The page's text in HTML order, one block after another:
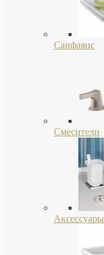
Санфаянс
Смесители
Аксессуары